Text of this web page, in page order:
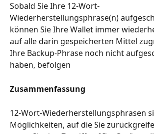
Sobald Sie Ihre 12-Wort-
Wiederherstellungsphrase(n)
können Sie Ihre Wallet immer
auf alle darin gespeicherten Mittel
Ihre Backup-Phrase noch nicht
haben, befolgen
Zusammenfassung
12-Wort-Wiederherstellungsphrasen
Möglichkeiten, auf die Sie